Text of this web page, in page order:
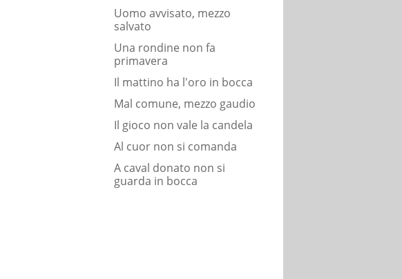
Uomo avvisato, mezzo
salvato
Una rondine non fa
primavera
Il mattino ha l'oro in bocca
Mal comune, mezzo gaudio
Il gioco non vale la candela
Al cuor non si comanda
A caval donato non si
guarda in bocca